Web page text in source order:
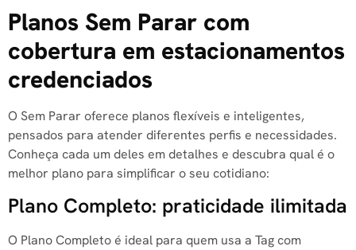
Planos Sem Parar com
cobertura em estacionamentos
credenciados
O Sem Parar oferece planos flexíveis e inteligentes,
pensados para atender diferentes perfis e necessidades.
Conheça cada um deles em detalhes e descubra qual é o
melhor plano para simplificar o seu cotidiano:
Plano Completo: praticidade ilimitada
O Plano Completo é ideal para quem usa a Tag com